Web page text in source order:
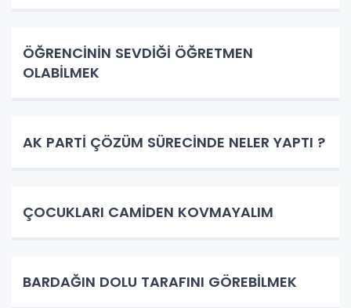
ÖĞRENCİNİN SEVDİĞİ ÖĞRETMEN
OLABİLMEK
AK PARTİ ÇÖZÜM SÜRECİNDE NELER YAPTI ?
ÇOCUKLARI CAMİDEN KOVMAYALIM
BARDAĞIN DOLU TARAFINI GÖREBİLMEK